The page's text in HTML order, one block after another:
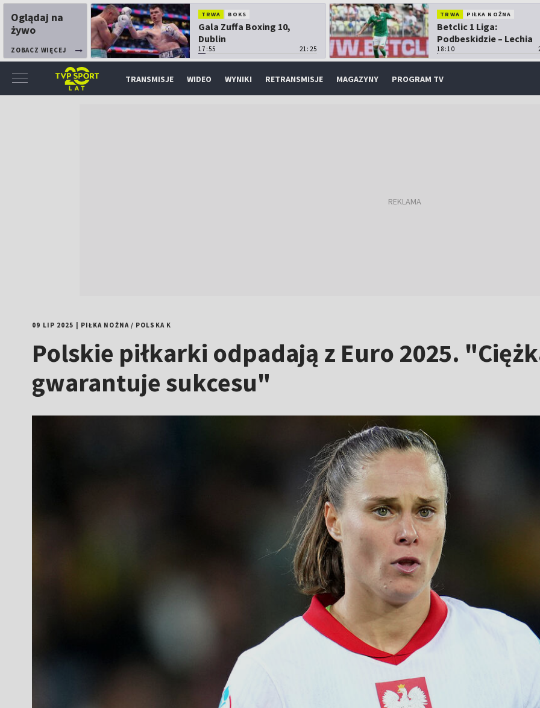
Oglądaj na
żywo
ZOBACZ WIĘCEJ
TRWA BOKS
Gala Zuffa Boxing 10,
Dublin
17:55 21:25
TRWA PIŁKA NOŻNA
Betclic 1 Liga:
Podbeskidzie – Lechia
Gdańsk
18:10
TRANSMISJE WIDEO WYNIKI RETRANSMISJE MAGAZYNY PROGRAM TV
09 LIP 2025 PIŁKA NOŻNA/ POLSKA K
Polskie piłkarki odpadają z Euro 2025.
gwarantuje sukcesu"